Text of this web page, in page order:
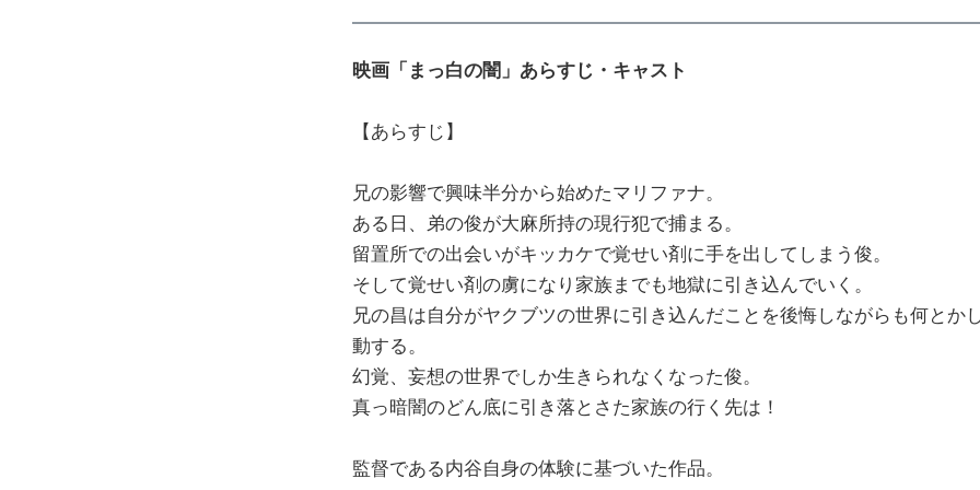
映画「まっ白の闇」あらすじ・キャスト
【あらすじ】
兄の影響で興味半分から始めたマリファナ。
ある日、弟の俊が大麻所持の現行犯で捕まる。
留置所での出会いがキッカケで覚せい剤に手を出してしまう俊。
そして覚せい剤の虜になり家族までも地獄に引き込んでいく。
兄の昌は自分がヤクブツの世界に引き込んだことを後悔しながらも何とか
動する。
幻覚、妄想の世界でしか生きられなくなった俊。
真っ暗闇のどん底に引き落とさた家族の行く先は！
監督である内谷自身の体験に基づいた作品。